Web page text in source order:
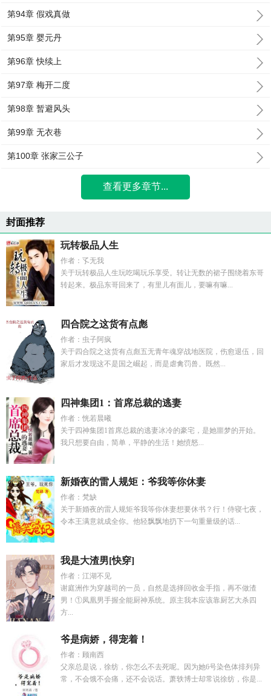
第94章 假戏真做
第95章 婴元丹
第96章 快续上
第97章 梅开二度
第98章 暂避风头
第99章 无衣巷
第100章 张家三公子
查看更多章节...
封面推荐
玩转极品人生
作者：孓无我
关于玩转极品人生玩吃喝玩乐享受。转让无数的裙子围绕着东哥
转起来。极品东哥回来了，有里儿有面儿，要嘛有嘛...
四合院之这货有点彪
作者：虫子阿疯
关于四合院之这货有点彪五无青年魂穿战地医院，伤愈退伍，回
家后才发现这不是国之崛起，而是虐禽罚兽。既然...
四神集团1：首席总裁的逃妻
作者：恍若晨曦
关于四神集团1首席总裁的逃妻冰冷的豪宅，是她噩梦的开始。
我只想要自由，简单，平静的生活！她愤怒...
新婚夜的雷人规矩：爷我等你休妻
作者：梵缺
关于新婚夜的雷人规矩爷我等你休妻想要休书？行！侍寝七夜，
令本王满意就成全你。他轻飘飘地扔下一句重量级的话...
我是大渣男[快穿]
作者：江湖不见
谢庭洲作为穿越司的一员，自然是选择回收金手指，再不做渣
男！①凤凰男手握全能厨神系统。原主我本应该靠厨艺大杀四
方...
爷是病娇，得宠着！
作者：顾南西
父亲总是说，徐纺，你怎么不去死呢。因为她6号染色体排列异
常，不会饿不会痛，还不会说话。萧轶博士却常说徐纺，你是...